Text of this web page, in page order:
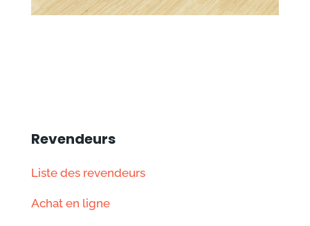
Revendeurs
Liste des revendeurs
Achat en ligne